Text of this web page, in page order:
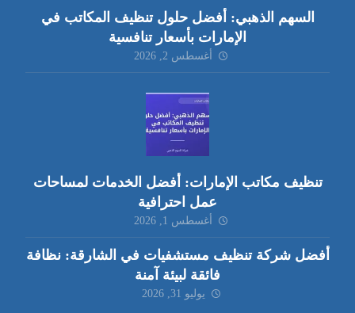
السهم الذهبي: أفضل حلول تنظيف المكاتب في
الإمارات بأسعار تنافسية
أغسطس 2, 2026
تنظيف مكاتب الإمارات: أفضل الخدمات لمساحات
عمل احترافية
أغسطس 1, 2026
أفضل شركة تنظيف مستشفيات في الشارقة: نظافة
فائقة لبيئة آمنة
يوليو 31, 2026